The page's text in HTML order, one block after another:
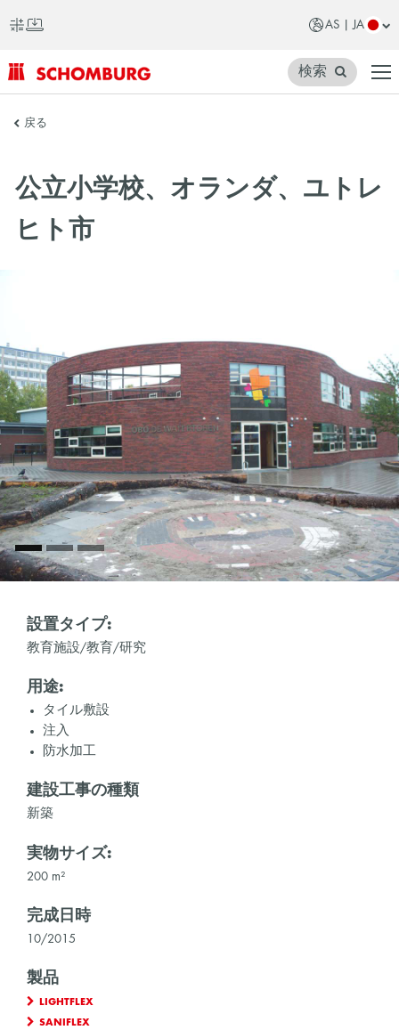
AS | JA
SCHOMBURG
ジ
ア
検索
戻る
公立小学校、オランダ、ユトレ
ヒト市
設置タイプ:
教育施設/教育/研究
用途:
タイル敷設
注入
防水加工
建設工事の種類
新築
実物サイズ:
200 m²
完成日時
10/2015
製品
LIGHTFLEX
SANIFLEX